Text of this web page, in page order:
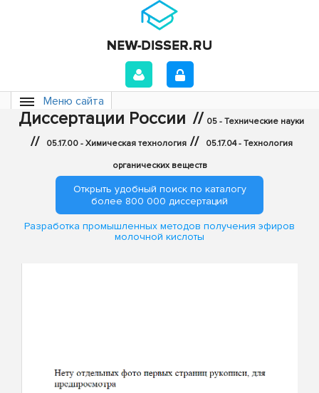
Меню сайта
Диссертации России // 05 - Технические науки
// 05.17.00 - Химическая технология // 05.17.04 - Технология
органических веществ
Открыть удобный поиск по каталогу
более 800 000 диссертаций
Разработка промышленных методов получения эфиров
молочной кислоты